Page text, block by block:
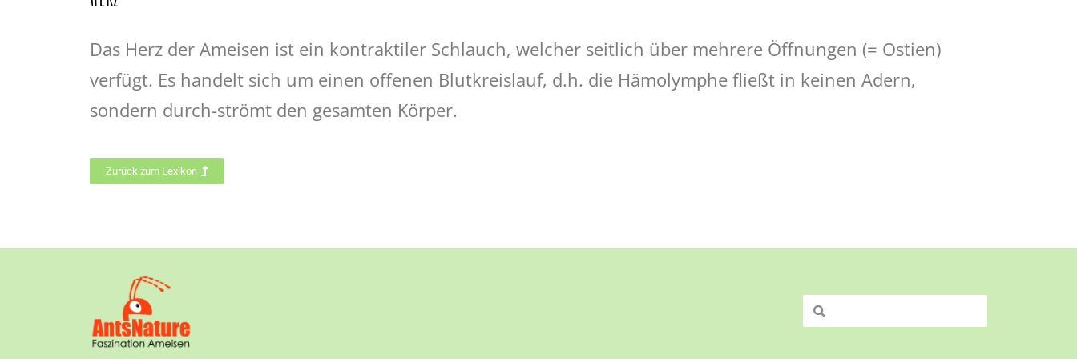
Das Herz der Ameisen ist ein kontraktiler Schlauch, welcher seitlich über mehrere Öffnungen (= Ostien)
verfügt. Es handelt sich um einen offenen Blutkreislauf, d.h. die Hämolymphe fließt in keinen Adern,
sondern durch-strömt den gesamten Körper.
Zurück zum Lexikon